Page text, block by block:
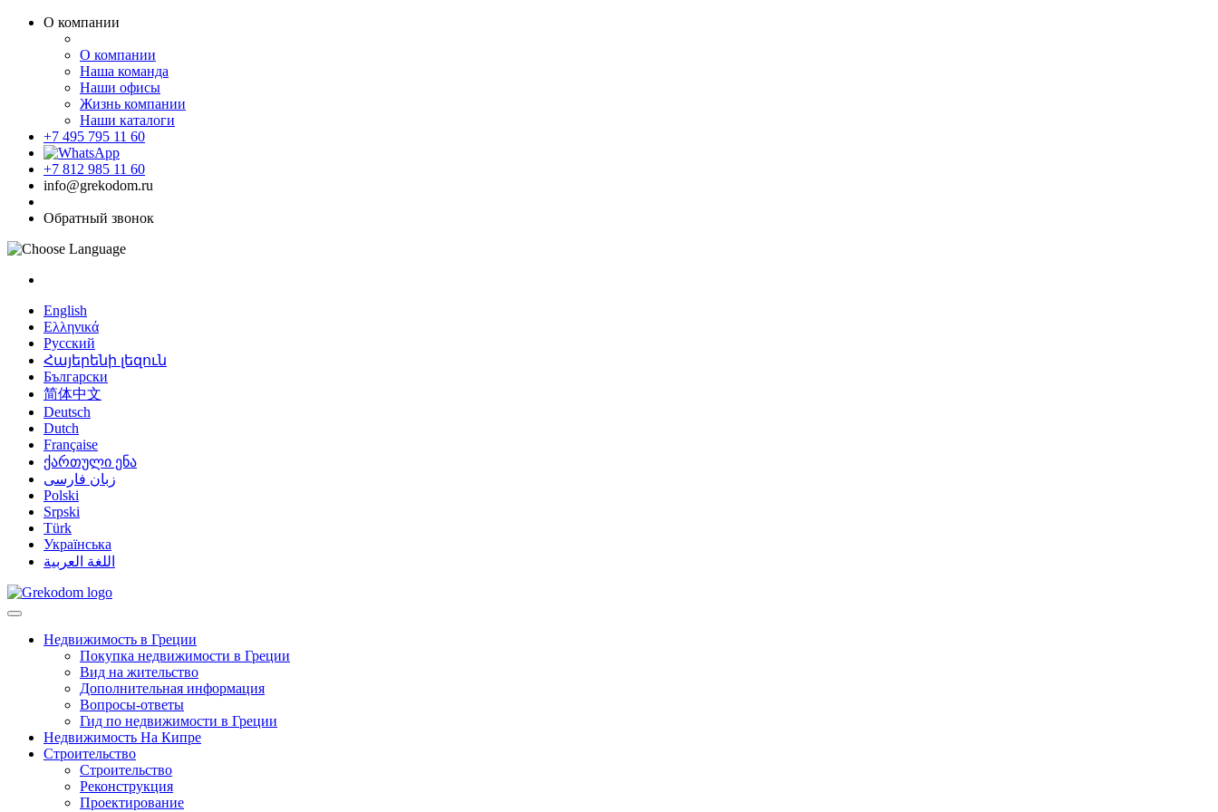
О компании
О компании
Наша команда
Наши офисы
Жизнь компании
Наши каталоги
+7 495 795 11 60
+7 812 985 11 60
info@grekodom.ru
Обратный звонок
English
Ελληνικά
Русский
Հայերենի լեզուն
Български
简体中文
Deutsch
Dutch
Française
ქართული ენა
زبان فارسی
Polski
Srpski
Türk
Українська
اللغة العربية
Недвижимость в Греции
Покупка недвижимости в Греции
Вид на жительство
Дополнительная информация
Вопросы-ответы
Гид по недвижимости в Греции
Недвижимость На Кипре
Строительство
Строительство
Реконструкция
Проектирование